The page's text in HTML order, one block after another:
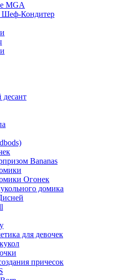
MGA
Шеф-Кондитер
десант
Bananas
Огонек
домика
для девочек
причесок